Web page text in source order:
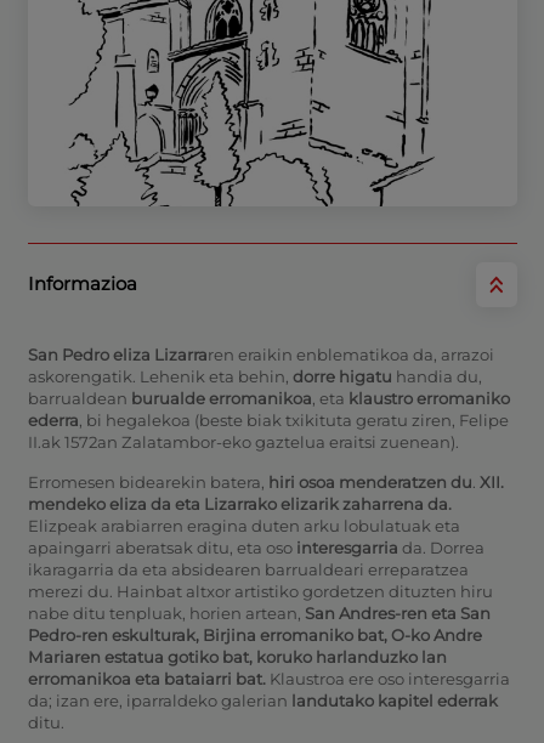
Informazioa
San Pedro eliza Lizarraren eraikin enblematikoa da, arrazoi
askorengatik. Lehenik eta behin, dorre higatu handia du,
barrualdean burualde erromanikoa , eta klaustro erromaniko
ederra , bi hegalekoa (beste biak txikituta geratu ziren, Felipe
II.ak 1572an Zalatambor-eko gaztelua eraitsi zuenean).
Erromesen bidearekin batera, hiri osoa menderatzen du XII.
mendeko eliza da eta Lizarrako elizarik zaharrena da.
Elizpeak arabiarren eragina duten arku lobulatuak eta
apaingarri aberatsak ditu, eta osointeresgarria da. Dorrea
ikaragarria da eta absidearen barrualdeari erreparatzea
merezi du. Hainbat altxor artistiko gordetzen dituzten hiru
nabe ditu tenpluak, horien artean, San Andres-ren eta San
Pedro-ren eskulturak,Birjina erromaniko bat, O-ko Andre
Mariaren estatua gotiko bat, koruko harlanduzko lan
erromanikoa eta bataiarri bat.Klaustroa ere oso interesgarria
da; izan ere, iparraldeko galerian landutako kapitel ederrak
ditu.